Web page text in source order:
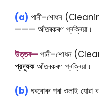
(a) পানী-শোধন
——— আঁতৰকৰণ প্ৰক্ৰিয়া ৷
উত্তৰ— পানী-শোধন
প্রদূষকআঁতৰকৰণ প্ৰক্ৰিয়া ৷
(b) ঘৰবোৰৰ পৰা ওলাই